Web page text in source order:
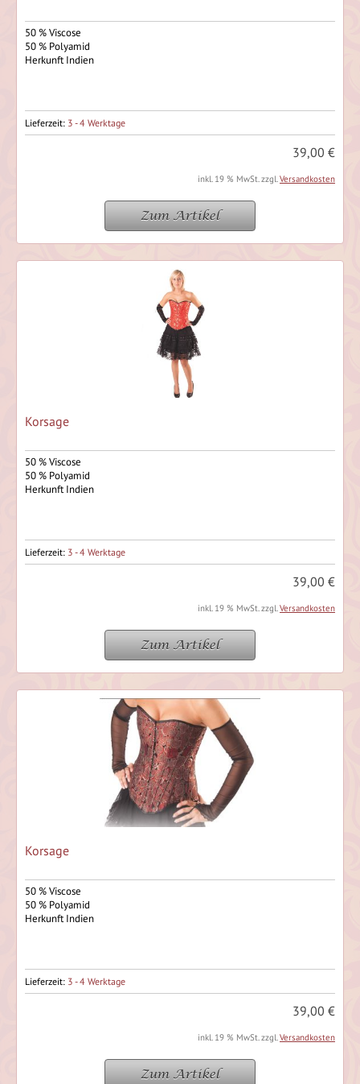
50 % Viscose
50 % Polyamid
Herkunft Indien
Lieferzeit: 3 - 4 Werktage
39,00 €
inkl. 19 % MwSt. zzgl.Versandkosten
Zum Artikel
Korsage
50 % Viscose
50 % Polyamid
Herkunft Indien
Lieferzeit: 3 - 4 Werktage
39,00 €
inkl. 19 % MwSt. zzgl.Versandkosten
Zum Artikel
Korsage
50 % Viscose
50 % Polyamid
Herkunft Indien
Lieferzeit: 3 - 4 Werktage
39,00 €
inkl. 19 % MwSt. zzgl.Versandkosten
Zum Artikel